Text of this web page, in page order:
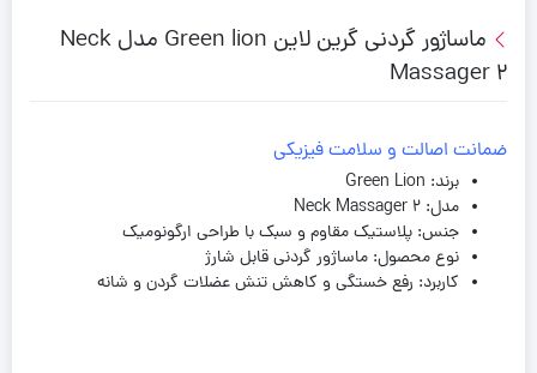
ماساژور گردنی گرین لاین Green lion مدل Neck
Massager 2
ضمانت اصالت و سلامت فیزیکی
برند: Green Lion
مدل: Neck Massager 2
جنس: پلاستیک مقاوم و سبک با طراحی ارگونومیک
نوع محصول: ماساژور گردنی قابل شارژ
کاربرد: رفع خستگی و کاهش تنش عضلات گردن و شانه